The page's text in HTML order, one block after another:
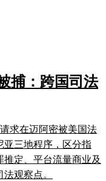
捕：跨国司法
请求在迈阿密被美国法
亚三地程序，区分指
定、平台流量商业及
观察点。